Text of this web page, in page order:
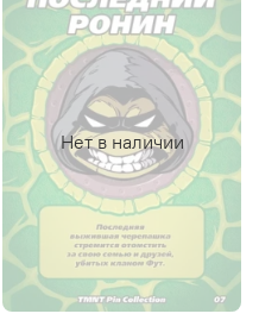
Нет в наличии